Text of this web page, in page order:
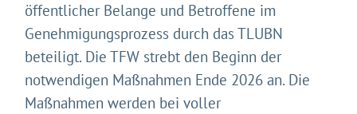
öffentlicher Belange und Betroffene im
Genehmigungsprozess durch das TLUBN
beteiligt. Die TFW strebt den Beginn der
notwendigen Maßnahmen Ende 2026 an. Die
Maßnahmen werden bei voller